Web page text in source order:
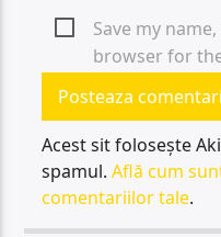
Save my
browser for
Acest sit folosește
spamul.Află cum
comentariilor tale.